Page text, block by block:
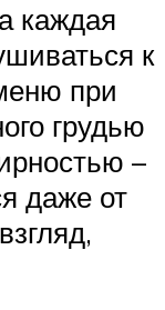
каждая
к
при
грудью
–
даже от